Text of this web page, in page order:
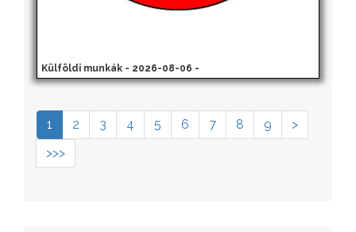
Külföldi munkák - 2026-08-06 -
1 2 3 4 5 6 7 8 9
>
>>>